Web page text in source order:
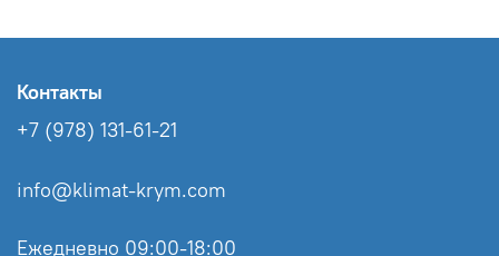
Контакты
+7 (978) 131-61-21
info@klimat-krym.com
Ежедневно 09:00-18:00